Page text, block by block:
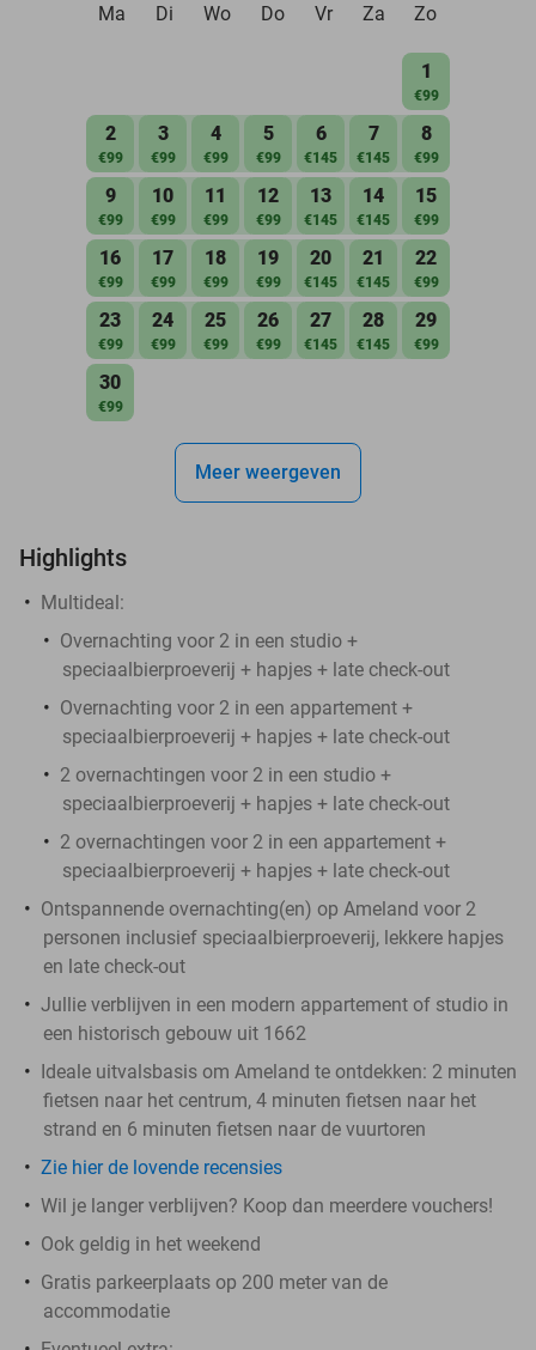
Ma
Di Wo Do Vr Za Zo
1
€99
2
€99
3
€99
4
€99
5
€99
6
€145
7
€145
8
€99
9
€99
10
€99
11
€99
12
€99
13
€145
14
€145
15
€99
16
€99
17
€99
18
€99
19
€99
20
€145
21
€145
22
€99
23
€99
24
€99
25
€99
26
€99
27
€145
28
€145
29
€99
30
€99
Meer weergeven
Highlights
Multideal:
Overnachting voor 2 in een studio +
speciaalbierproeverij + hapjes + late check-out
Overnachting voor 2 in een appartement +
speciaalbierproeverij + hapjes + late check-out
2 overnachtingen voor 2 in een studio +
speciaalbierproeverij + hapjes + late check-out
2 overnachtingen voor 2 in een appartement +
speciaalbierproeverij + hapjes + late check-out
Ontspannende overnachting(en) op Ameland voor 2
personen inclusief speciaalbierproeverij, lekkere hapjes
en late check-out
Jullie verblijven in een modern appartement of studio in
een historisch gebouw uit 1662
Ideale uitvalsbasis om Ameland te ontdekken: 2 minuten
fietsen naar het centrum, 4 minuten fietsen naar het
strand en 6 minuten fietsen naar de vuurtoren
Zie hier de lovende recensies
Wil je langer verblijven? Koop dan meerdere vouchers!
Ook geldig in het weekend
Gratis parkeerplaats op 200 meter van de
accommodatie